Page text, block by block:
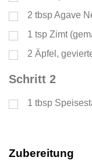
2 tbspAgave
1 tsp Zimt
2 Äpfel,
Schritt 2
1 tbsp
Zubereitung